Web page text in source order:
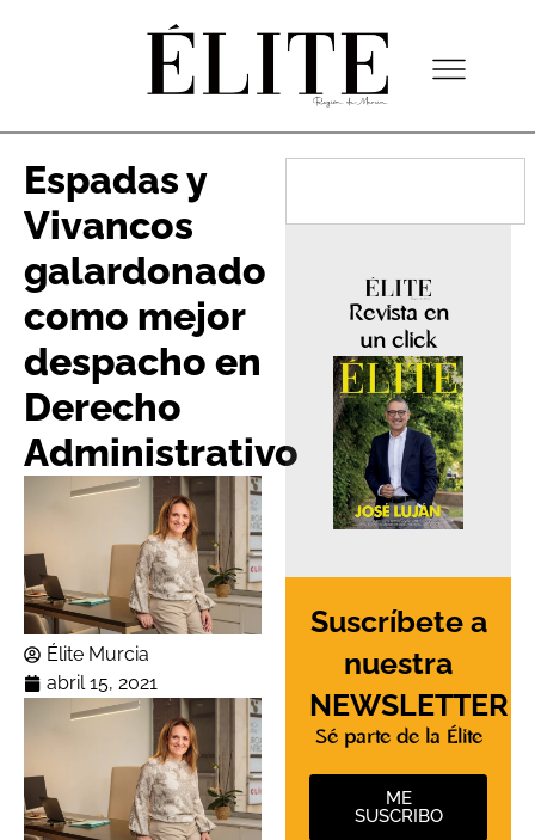
Espadas y
Vivancos
galardonado
como mejor
despacho en
Derecho
Administrativo
Élite Murcia
abril 15, 2021
Revista en
un click
Suscríbete a
nuestra
NEWSLETTER
Sé parte de la Élite
ME
SUSCRIBO